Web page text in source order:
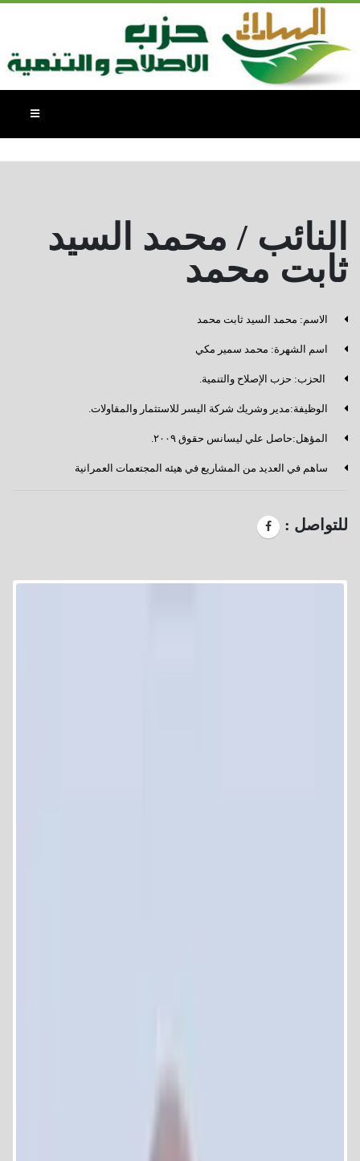
اعضاء اللجنة البرلمانية - اعضاء اللجنة
النائب / محمد السيد
ثابت محمد
الاسم: محمد السيد ثابت محمد
⁠اسم الشهرة: محمد سمير مكي
⁠ الحزب: حزب الإصلاح والتنمية.
الوظيفة:مدير وشريك شركة اليسر للاستثمار والمقاولات.
المؤهل:حاصل علي ليسانس حقوق ٢٠٠٩.
ساهم في العديد من المشاريع في هيئه المجتعمات العمرانية
للتواصل :